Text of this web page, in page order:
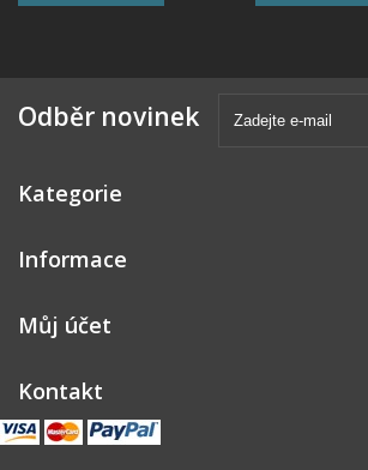
Odběr novinek
Kategorie
Informace
Můj účet
Kontakt